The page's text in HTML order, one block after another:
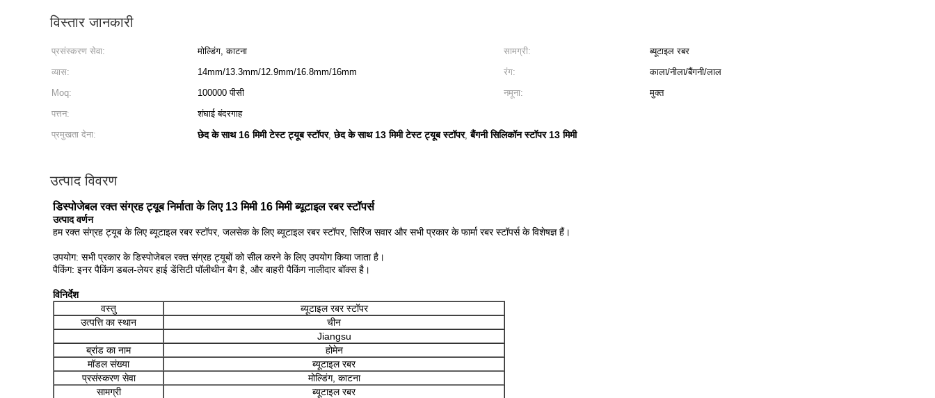
विस्तार जानकारी
प्रसंस्करण सेवा: मोल्डिंग, काटना सामग्री:
ब्यूटाइल रबर
व्यास:
14mm/13.3mm/12.9mm/16.8mm/16mm रंग:
काला/नीला/बैंगनी/लाल
Moq:
100000 पीसी नमूना:
मुक्त
पत्तन:
शंघाई बंदरगाह
प्रमुखता देना:
छेद के साथ 16 मिमी टेस्ट ट्यूब स्टॉपर,छेद के साथ 13 मिमी टेस्ट ट्यूब स्टॉपर,बैंगनी सिलिकॉन स्टॉपर 13 मिमी
उत्पाद विवरण
डिस्पोजेबल रक्त संग्रह ट्यूब निर्माता के लिए 13 मिमी 16 मिमी ब्यूटाइल रबर स्टॉपर्स
उत्पाद वर्णन
हम रक्त संग्रह ट्यूब के लिए ब्यूटाइल रबर स्टॉपर, जलसेक के लिए ब्यूटाइल रबर स्टॉपर, सिरिंज सवार और सभी प्रकार के फार्मा रबर स्टॉपर्स के विशेषज्ञ हैं।
उपयोग: सभी प्रकार के डिस्पोजेबल रक्त संग्रह ट्यूबों को सील करने के लिए उपयोग किया जाता है।
पैकिंग: इनर पैकिंग डबल-लेयर हाई डेंसिटी पॉलीथीन बैग है, और बाहरी पैकिंग नालीदार बॉक्स है।
विनिर्देश
वस्तु
ब्यूटाइल रबर स्टॉपर
उत्पत्ति का स्थान
चीन
Jiangsu
ब्रांड का नाम
होमेन
मॉडल संख्या
ब्यूटाइल रबर
प्रसंस्करण सेवा
मोल्डिंग, काटना
सामग्री
ब्यूटाइल रबर